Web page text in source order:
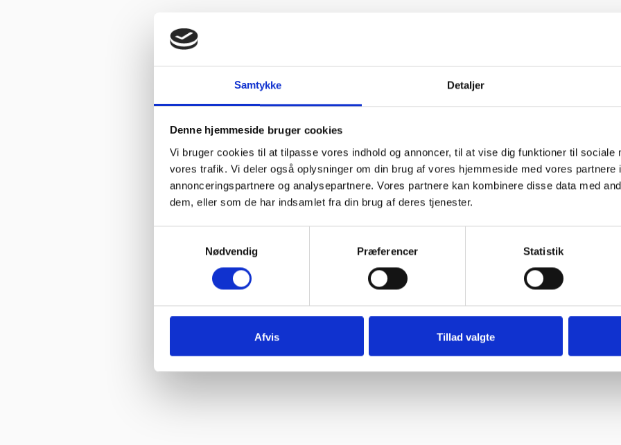
Samtykke Detaljer
Denne hjemmeside bruger cookies
Vi bruger cookies til at tilpasse vores indhold og annoncer, til at vise dig funktioner til sociale
vores trafik. Vi deler også oplysninger om din brug af vores hjemmeside med vores partnere
annonceringspartnere og analysepartnere. Vores partnere kan kombinere disse data med
dem, eller som de har indsamlet fra din brug af deres tjenester.
Nødvendig
Præferencer Statistik
Afvis Tillad valgte
Gastrobutikken – som både på priser og service er noget ud over det sædvanlige.”
“Første gang jeg har handlet her,men helt sikkert ikke sidste gang,Go service og en super flink sælger i røret Kan klart anbefale at handle
“Glade gutter svarer meget klart og for gjort det arb, de lover med bravør”
“God kundebetjening og der blev svaret høfligt på mine spørgsmål.”